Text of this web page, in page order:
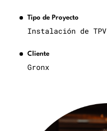
Tipo de Proyecto
Instalación de TPV
Cliente
Gronx